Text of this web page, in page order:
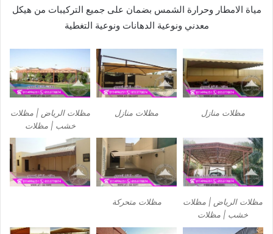
مياة الامطار وحرارة الشمس بضمان على جميع التركيبات من هيكل
معدني ونوعية الدهانات ونوعية التغطية
مظلات منازل مظلات منازل
مظلات الرياض | مظلات
خشب | مظلات
مظلات الرياض | مظلات
خشب | مظلات
مظلات متحركة